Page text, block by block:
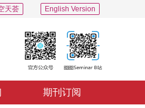
English Version
天荟
期刊订阅